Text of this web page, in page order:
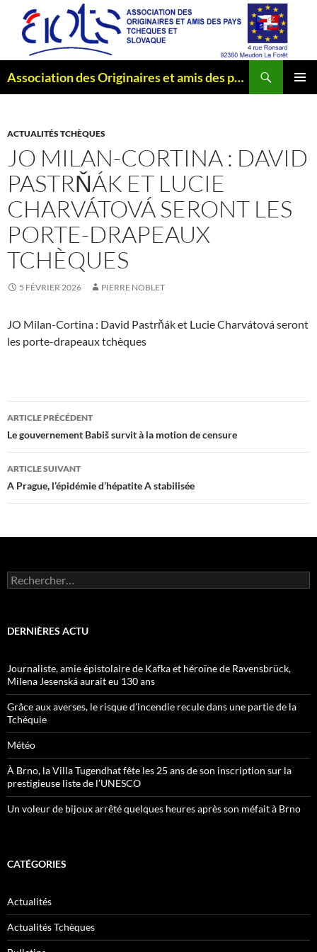
contenu
Association des Originaires et amis des pays Tchèques et Slovaque
ACTUALITÉS TCHÈQUES
JO MILAN-CORTINA : DAVID
PASTRŇÁK ET LUCIE
CHARVÁTOVÁ SERONT LES
PORTE-DRAPEAUX
TCHÈQUES
5 FÉVRIER 2026 PIERRE NOBLET
JO Milan-Cortina : David Pastrňák et Lucie Charvátová seront
les porte-drapeaux tchèques
Navigation
des
articles
ARTICLE PRÉCÉDENT
Le gouvernement Babiš survit à la motion de censure
ARTICLE SUIVANT
A Prague, l’épidémie d’hépatite A stabilisée
Rechercher :
DERNIÈRES ACTU
Journaliste, amie épistolaire de Kafka et héroïne de Ravensbrück,
Milena Jesenská aurait eu 130 ans
Grâce aux averses, le risque d’incendie recule dans une partie de la
Tchéquie
Météo
À Brno, la Villa Tugendhat fête les 25 ans de son inscription sur la
prestigieuse liste de l’UNESCO
Un voleur de bijoux arrêté quelques heures après son méfait à Brno
CATÉGORIES
Actualités
Actualités Tchèques